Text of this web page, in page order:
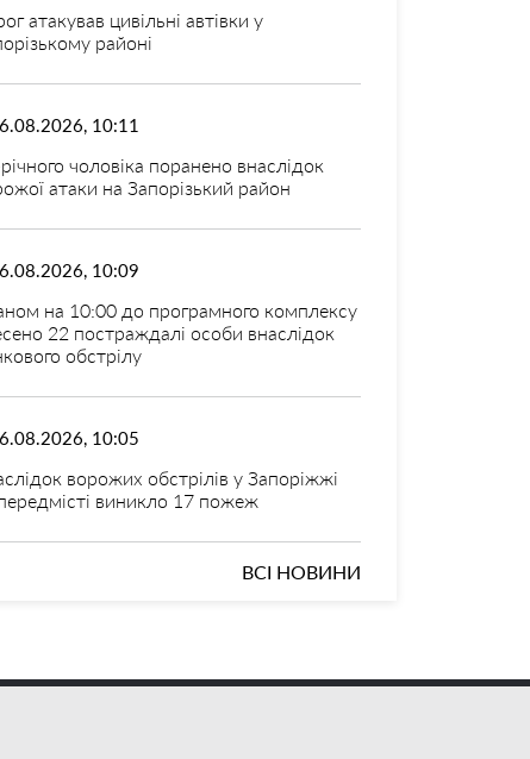
атакував цивільні автівки у
районі
10:11
чоловіка поранено внаслідок
атаки на Запорізький район
10:09
на 10:00 до програмного комплексу
22 постраждалі особи внаслідок
обстрілу
10:05
ворожих обстрілів у Запоріжжі
виникло 17 пожеж
ВСІ НОВИНИ